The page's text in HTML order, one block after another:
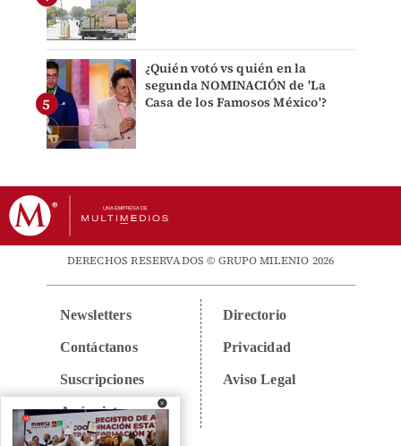
¿Quién votó vs quién en la
segunda NOMINACIÓN de 'La
Casa de los Famosos México'?
DERECHOS RESERVADOS © GRUPO MILENIO 2026
Newsletters
Contáctanos
Suscripciones
Anúnciate
Directorio
Privacidad
Aviso Legal